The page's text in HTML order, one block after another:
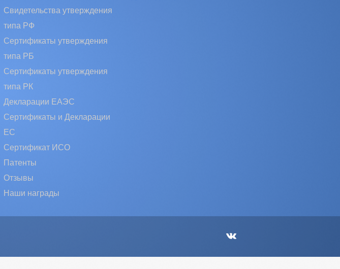
Свидетельства утверждения
типа РФ
Сертификаты утверждения
типа РБ
Сертификаты утверждения
типа РК
Декларации ЕАЭС
Сертификаты и Декларации
EC
Сертификат ИСО
Патенты
Отзывы
Наши награды